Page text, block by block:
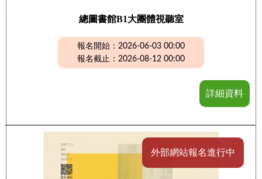
總圖書館B1大團體視聽室
報名開始：2026-06-03 00:00
報名截止：2026-08-12 00:00
詳細資料
外部網站報名進行中